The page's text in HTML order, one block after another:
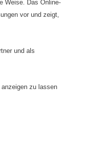
Weise. Das Online-
vor und zeigt,
und als
zu lassen